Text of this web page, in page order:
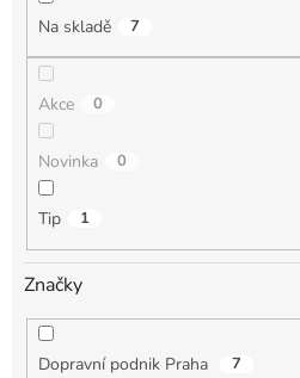
Na skladě 7
Akce 0
Novinka 0
Tip 1
Značky
Dopravní podnik Praha 7